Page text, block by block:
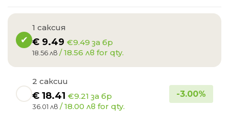
1 саксия
€ 9.49 €9.49 за бр
18.56 лв / 18.56 лв for qty.
2 саксии
€ 18.41 €9.21 за бр
36.01 лв / 18.00 лв for qty.
-3.00%